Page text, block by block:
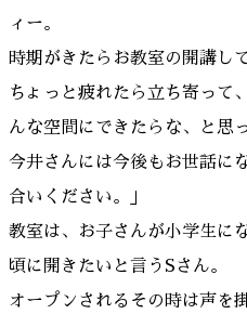
ィー。
時期がきたらお教室の開講し
ちょっと疲れたら立ち寄って
んな空間にできたらな、と思
今井さんには今後もお世話に
合いください。」
教室は、お子さんが小学生に
頃に開きたいと言うSさん。
オープンされるその時は声を